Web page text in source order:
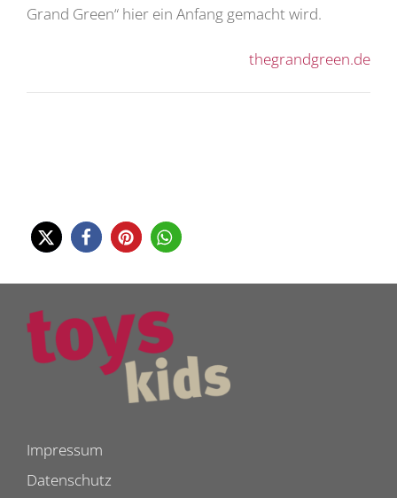
Grand Green“ hier ein Anfang gemacht wird.
thegrandgreen.de
Impressum
Datenschutz